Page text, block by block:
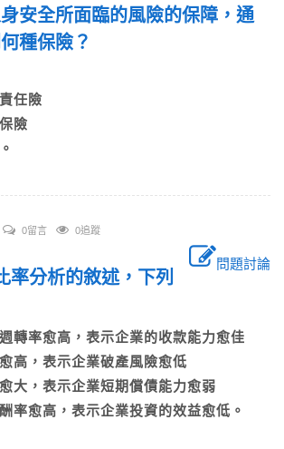
安全所面臨的風險的保障，通
種保險？
任險
保險
0留言 0追蹤
問題討論
率分析的敘述，下列
轉率愈高，表示企業的收款能力愈佳
高，表示企業破產風險愈低
大，表示企業短期償債能力愈弱
率愈高，表示企業投資的效益愈低。